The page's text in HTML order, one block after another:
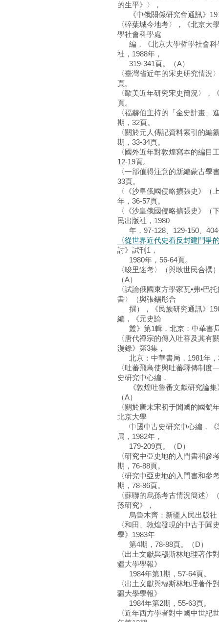
的生平》〉，
《中俄關係研究會通訊》
〈碎葉城今地考〉，《北京大
學社會科學處
編，《北京大學哲學社會科
社，1988年，
319-341頁。（A）
〈臺灣省近年的宋史研究情況
頁。
〈歐美近年研究宋史簡況〉，
頁。
〈福赫伯主持的「金史計畫」
期，32頁。
〈關於元人傳記資料索引的編
期，33-34頁。
〈國外近年對敦煌寫本的編目
12-19頁。
〈一部值得注意的新編蒙古學
33頁。
〈《沙皇俄國侵略擴張史》（
年，36-57頁。
〈《沙皇俄國侵略擴張史》（
民出版社，1980
年，97-128、129-150、
〈從世界近代史看反封建鬥爭
討》試刊1，
1980年，56-64頁。
〈唆里迷考〉（與耿世民合撰
（A）
〈試論俄國東方學家瓦•弗•巴
書〉（與張錫彤合
撰），《民族研究通訊》
編，《元史論
叢》第1輯，北京：中華書
〈唐代禪宗的傳入吐蕃及其有
漫錄》第3集，
北京：中華書局，1981年，
〈吐蕃飛鳥使與吐蕃驛傳制
史研究中心編，
《敦煌吐魯番文獻研究論集
（A）
〈關於唐末宋初于闐國的國號
北京大學
中國中古史研究中心編，《
局，1982年，
179-209頁。（D）
〈研究中亞史地的入門書和參
期，76-88頁。
〈研究中亞史地的入門書和參
期，78-86頁。
〈蘇聯的烏孫考古情況簡述〉
孫研究》，
烏魯木齊：新疆人民出版社
〈和田、敦煌發現的中古于闐
學》1983年
第4期，78-88頁。（D）
〈出土文獻與穆斯林地理著作
疆大學學報》
1984年第1期，57-64頁。
〈出土文獻與穆斯林地理著作
疆大學學報》
1984年第2期，55-63頁。
〈近年西方學者對中國中世紀